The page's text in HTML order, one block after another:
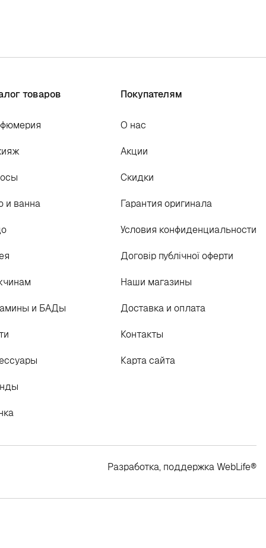
товаров
и ванна
и БАДы
Покупателям
О нас
Акции
Скидки
Гарантия оригинала
Условия конфиденциальности
Договір публічної оферти
Наши магазины
Доставка и оплата
Контакты
Карта сайта
Разработка, поддержкаWebLife®